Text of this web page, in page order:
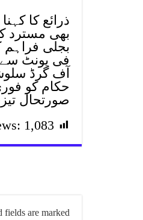
ذرائع کا
بھی مسترد
آف گرڈ
حکام کو
صورتحال
1,083
fields are marked